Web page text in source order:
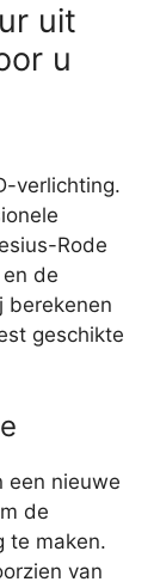
uit
u
verlichting.
Rode
de
berekenen
geschikte
een nieuwe
de
te maken.
van